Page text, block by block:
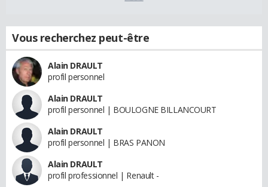
Vous recherchez peut-être
Alain DRAULT
profil personnel
Alain DRAULT
profil personnel | BOULOGNE BILLANCOURT
Alain DRAULT
profil personnel | BRAS PANON
Alain DRAULT
profil professionnel | Renault -